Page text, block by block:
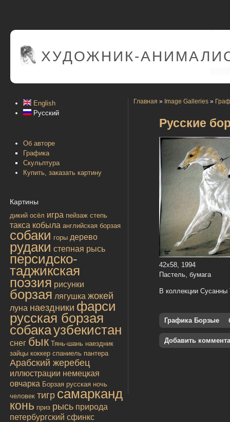
ХУДОЖНИК-
English
Русский
Об авторе
Графика
Скульптура
Купить, заказать картину
Картины
дикий осёл игра пейзаж степь
такса кобыла английская борзая
собаки горы дерево
рудаки степная рысь
персидско-
таджикская
поэзия рисунки
борзая лягушка жокей
луна наездники фарси
русская борзая
собакаузбекистан
снег бык Тянь-шань наездник
зайцы коккер спаниель пантера
Арабский жеребец
иллюстрации немецкая
овчарка Борзая русская ночь
человек тигр самарканд
конь приз рысь природа
петербургский сфинкс
Главная » Image Galleries »
Русские
42х58, 1994
Пастель, бумага
В коллекции Сусанны
Графика Борзые
Добавить